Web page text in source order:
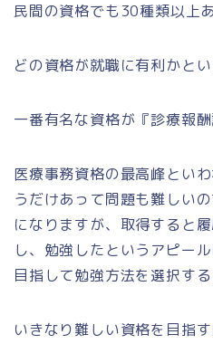
民間の資格でも30種類以上
どの資格が就職に有利かと
一番有名な資格が『診療報
医療事務資格の最高峰とい
うだけあって問題も難しい
になりますが、取得すると
し、勉強したというアピー
目指して勉強方法を選択する
いきなり難しい資格を目指